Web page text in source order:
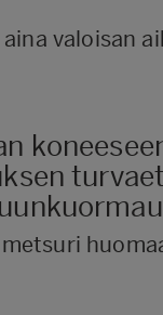
valoisan